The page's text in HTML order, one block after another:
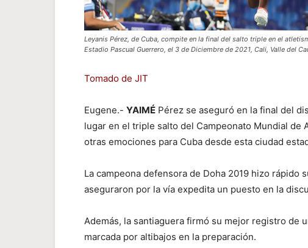
Leyanis Pérez, de Cuba, compite en la final del salto triple en el
Estadio Pascual Guerrero, el 3 de Diciembre de 2021, Cali, Valle del
Tomado de JIT
Eugene.- YAIMÉ Pérez se aseguró en la final del
lugar en el triple salto del Campeonato Mundial de
otras emociones para Cuba desde esta ciudad
La campeona defensora de Doha 2019 hizo
aseguraron por la vía expedita un puesto en la
Además, la santiaguera firmó su mejor registro de
marcada por altibajos en la preparación.